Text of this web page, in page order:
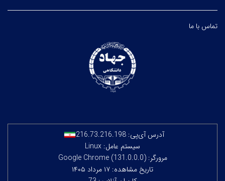
تماس با ما
آدرس آی‌پی: 216.73.216.198
سیستم عامل: Linux
مرورگر: Google Chrome (131.0.0.0)
تاریخ مشاهده: ۱۷ مرداد ۱۴۰۵